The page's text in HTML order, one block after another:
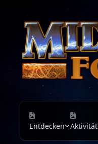
Entdecken Aktivität